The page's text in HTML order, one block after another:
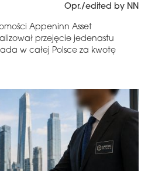
Opr./edited by NN
Appeninn Asset
przejęcie jedenastu
w całej Polsce za kwotę